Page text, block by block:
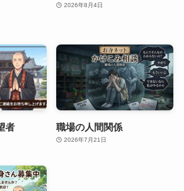
2026年8月4日
者 職場の人間関係
2026年7月21日